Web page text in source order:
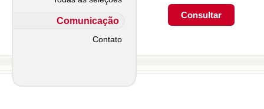
Comunicação
Contato